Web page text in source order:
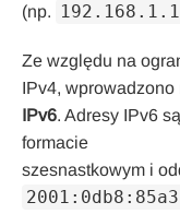
(np.
192.168.1.1
Ze względu na
IPv4, wprowadzono
IPv6. Adresy IPv6
formacie
szesnastkowym i